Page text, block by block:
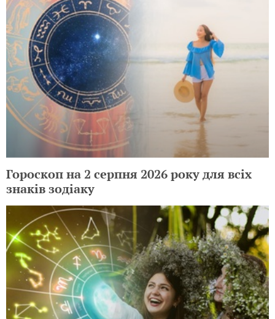
Гороскоп на 2 серпня 2026 року для всіх
знаків зодіаку